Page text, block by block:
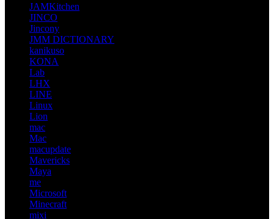
JAMKitchen
JINCO
Jincony
JMM DICTIONARY
kanikuso
KONA
Lab
LHX
LINE
Linux
Lion
mac
Mac
macupdate
Mavericks
Maya
me
Microsoft
Minecraft
mixi